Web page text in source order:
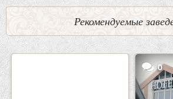
Рекомендуемые
0